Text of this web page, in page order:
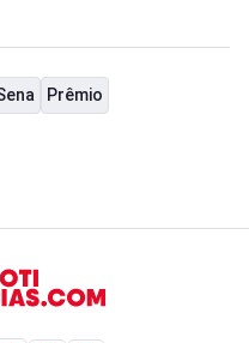
Prêmio